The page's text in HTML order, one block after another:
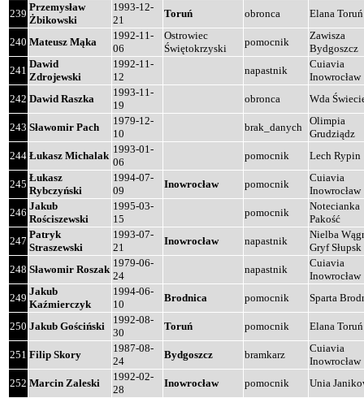
239
Przemysław
Żbikowski
1993-12-
21
Toruń obronca Elana Toruń
240 Mateusz Mąka
1992-11-
06
Ostrowiec
Świętokrzyski
pomocnik
Zawisza
Bydgoszcz
241
Dawid
Zdrojewski
1992-11-
12
napastnik
Cuiavia
Inowrocław
242 Dawid Raszka
1993-11-
19
obronca Wda
243 Sławomir Pach
1979-12-
10
brak_danych
Olimpia
Grudziądz
244 Łukasz Michalak
1993-01-
06
pomocnik Lech Rypin
245
Łukasz
Rybczyński
1994-07-
09
Inowrocław pomocnik
Cuiavia
Inowrocław
246
Jakub
Rościszewski
1995-03-
15
pomocnik
Notecianka
Pakość
247
Patryk
Straszewski
1993-07-
21
Inowrocław napastnik
Nielba
Gryf Słupsk
248 Sławomir Roszak
1979-06-
24
napastnik
Cuiavia
Inowrocław
249
Jakub
Kaźmierczyk
1994-06-
10
Brodnica pomocnik Sparta
250 Jakub Gościński
1992-08-
30
Toruń pomocnik Elana Toruń
251 Filip Skory
1987-08-
24
Bydgoszcz bramkarz
Cuiavia
Inowrocław
252 Marcin Zaleski
1992-02-
28
Inowrocław pomocnik Unia